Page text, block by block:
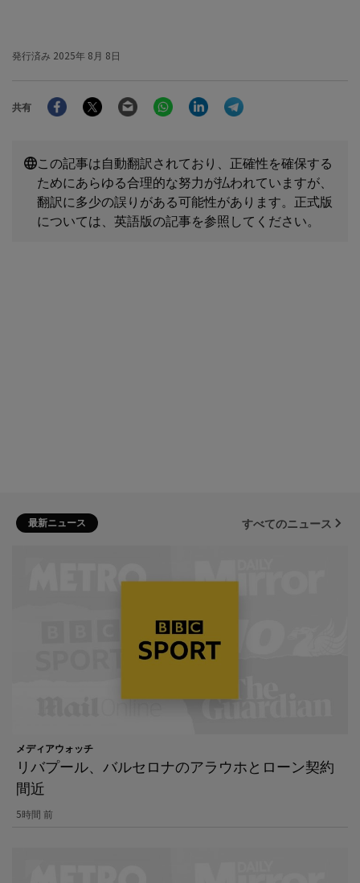
発行済み 2025年 8月 8日
共有
FacebookTwitter Email WhatsAppLinkedIn
この記事は自動翻訳されており、正確性を確保する
ためにあらゆる合理的な努力が払われていますが、
翻訳に多少の誤りがある可能性があります。正式版
については、英語版の記事を参照してください。
最新ニュース すべてのニュース
メディアウォッチ
リバプール、バルセロナのアラウホとローン契約
間近
5時間 前